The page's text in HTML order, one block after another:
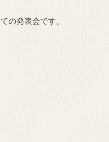
の発表会です。